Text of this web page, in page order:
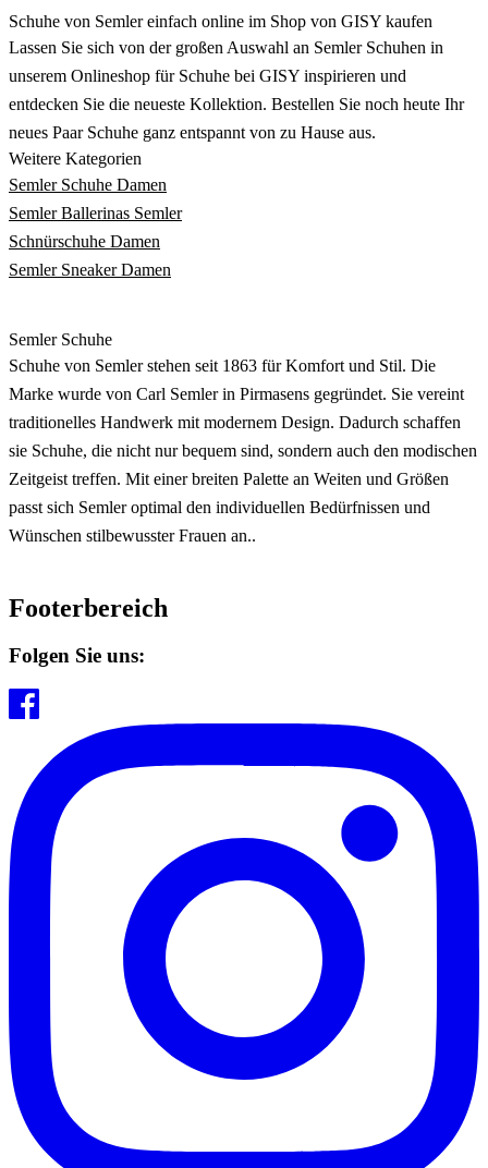
Schuhe von Semler einfach online im Shop von GISY kaufen
Lassen Sie sich von der großen Auswahl an Semler Schuhen in
unserem Onlineshop für Schuhe bei GISY inspirieren und
entdecken Sie die neueste Kollektion. Bestellen Sie noch heute Ihr
neues Paar Schuhe ganz entspannt von zu Hause aus.
Weitere Kategorien
Semler Schuhe Damen
Semler Ballerinas Semler
Schnürschuhe Damen
Semler Sneaker Damen
Semler Schuhe
Schuhe von Semler stehen seit 1863 für Komfort und Stil. Die
Marke wurde von Carl Semler in Pirmasens gegründet. Sie vereint
traditionelles Handwerk mit modernem Design. Dadurch schaffen
sie Schuhe, die nicht nur bequem sind, sondern auch den modischen
Zeitgeist treffen. Mit einer breiten Palette an Weiten und Größen
passt sich Semler optimal den individuellen Bedürfnissen und
Wünschen stilbewusster Frauen an..
Footerbereich
Folgen Sie uns: